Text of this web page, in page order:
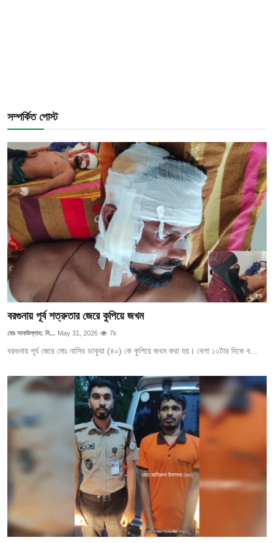
সম্পর্কিত পোস্ট
বরগুনায় পূর্ব শত্রুতার জেরে কুপিয়ে জখম
মোঃ সানাউল্লাহ: নি... May 31, 2026 7k
বরগুনায় পূর্ব জেরে মোঃ নাসির ডাকুয়া (৪০) কে কুপিয়ে জখম করা হয়। বেলা ১২টার দিকে ব...